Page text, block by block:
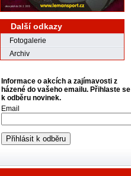
Další odkazy
Fotogalerie
Archiv
Informace o akcích a zajímavosti z
házené do vašeho emailu. Přihlaste se
k odběru novinek.
Email